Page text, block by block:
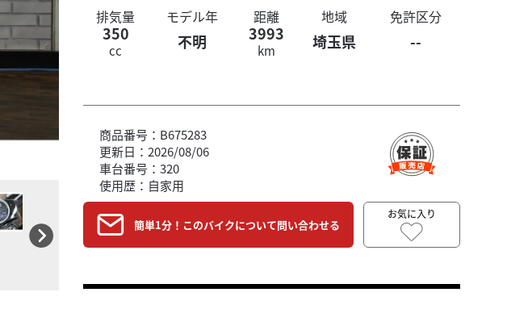
排気量 モデル年 距離 地域 免許区分
350
cc 不明 3993
km 埼玉県 --
商品番号：B675283
更新日：2026/08/06
車台番号：320
使用歴：自家用
簡単1分！このバイクについて問い合わせる
お気に入り